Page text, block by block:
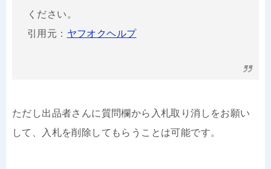
ください。
引用元： ヤフオクヘルプ
ただし出品者さんに質問欄から入札取り消しをお願い
して、入札を削除してもらうことは可能です。